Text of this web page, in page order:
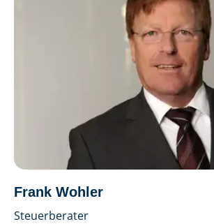
Frank Wohler
Steuerberater